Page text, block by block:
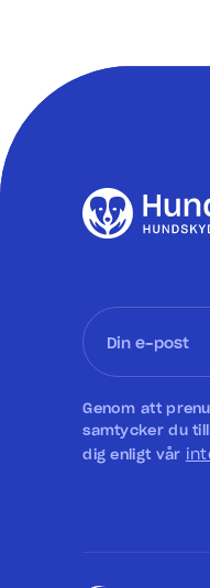
Genom att
samtycker du
dig enligt vår